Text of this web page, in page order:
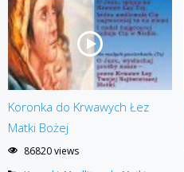
Koronka do Krwawych Łez
Matki Bożej
86820 views